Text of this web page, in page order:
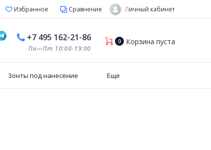
Избранное Сравнение Личный кабинет
+7 495 162-21-86
Пн—Пт 10:00-19:00
0 Корзина пуста
Зонты под нанесение Еще